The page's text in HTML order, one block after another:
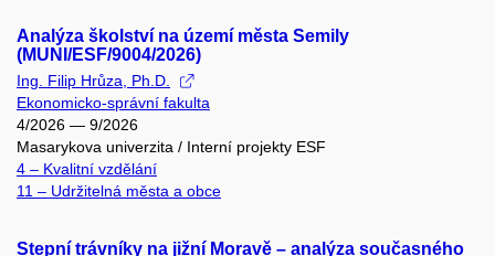
Analýza školství na území města Semily
(MUNI/ESF/9004/2026)
Ing. Filip Hrůza, Ph.D.
Ekonomicko-správní fakulta
4/2026 — 9/2026
Masarykova univerzita / Interní projekty ESF
4 – Kvalitní vzdělání
11 – Udržitelná města a obce
Stepní trávníky na jižní Moravě – analýza současného